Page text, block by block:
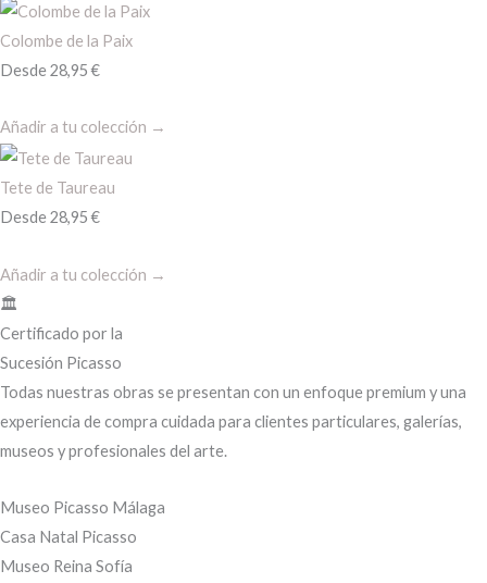
Colombe de la Paix
Desde28,95€
Añadir a tu colección →
Tete de Taureau
Desde28,95€
Añadir a tu colección →
🏛️
Certificado por la
Sucesión Picasso
Todas nuestras obras se presentan con un enfoque premium y una
experiencia de compra cuidada para clientes particulares, galerías,
museos y profesionales del arte.
Museo Picasso Málaga
Casa Natal Picasso
Museo Reina Sofía